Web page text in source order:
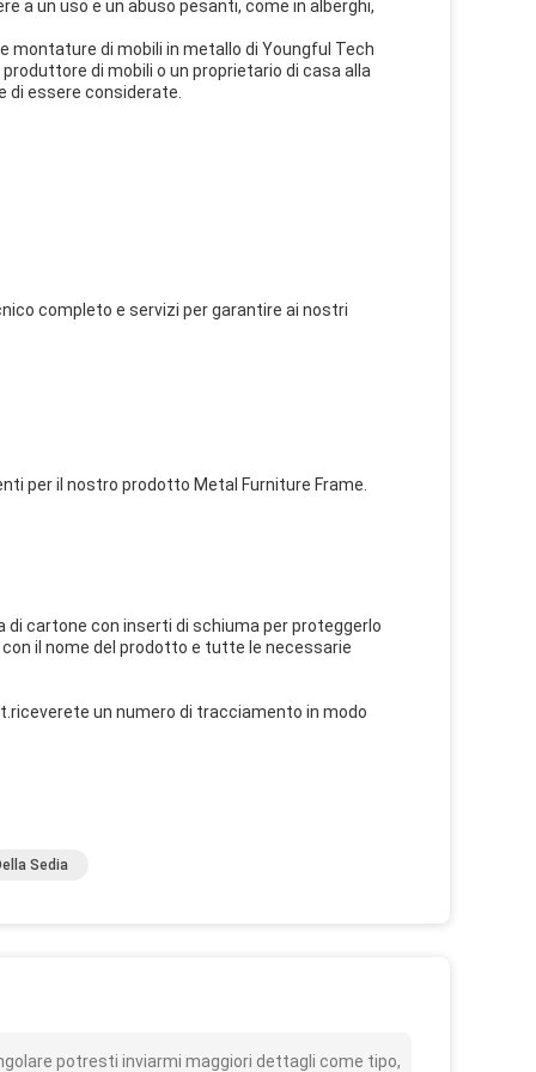
a un uso e un abuso pesanti, come in alberghi,
montature di mobili in metallo di Youngful Tech
di mobili o un proprietario di casa alla
essere considerate.
completo e servizi per garantire ai nostri
per il nostro prodotto Metal Furniture Frame.
cartone con inserti di schiuma per proteggerlo
il nome del prodotto e tutte le necessarie
un numero di tracciamento in modo
Sedia
potresti inviarmi maggiori dettagli come tipo,